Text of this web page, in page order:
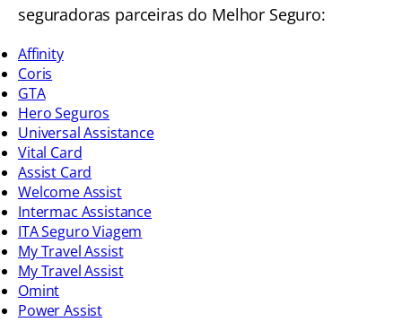
seguradoras parceiras do Melhor Seguro:
Affinity
Coris
GTA
Hero Seguros
Universal Assistance
Vital Card
Assist Card
Welcome Assist
Intermac Assistance
ITA Seguro Viagem
My Travel Assist
My Travel Assist
Omint
Power Assist